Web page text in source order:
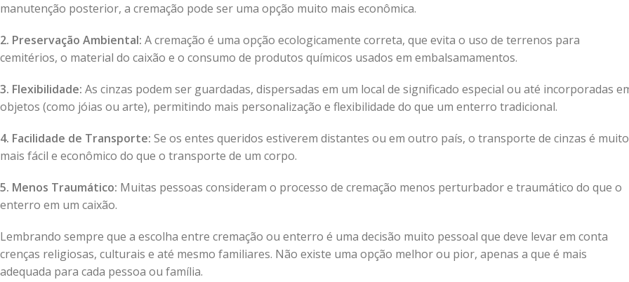
manutenção posterior, a cremação pode ser uma opção muito mais econômica.
2. Preservação Ambiental: A cremação é uma opção ecologicamente correta, que evita o uso de terrenos para
cemitérios, o material do caixão e o consumo de produtos químicos usados em embalsamamentos.
3. Flexibilidade: As cinzas podem ser guardadas, dispersadas em um local de significado especial ou até incorporadas
objetos (como jóias ou arte), permitindo mais personalização e flexibilidade do que um enterro tradicional.
4. Facilidade de Transporte: Se os entes queridos estiverem distantes ou em outro país, o transporte de cinzas é muito
mais fácil e econômico do que o transporte de um corpo.
5. Menos Traumático: Muitas pessoas consideram o processo de cremação menos perturbador e traumático do que o
enterro em um caixão.
Lembrando sempre que a escolha entre cremação ou enterro é uma decisão muito pessoal que deve levar em conta
crenças religiosas, culturais e até mesmo familiares. Não existe uma opção melhor ou pior, apenas a que é mais
adequada para cada pessoa ou família.